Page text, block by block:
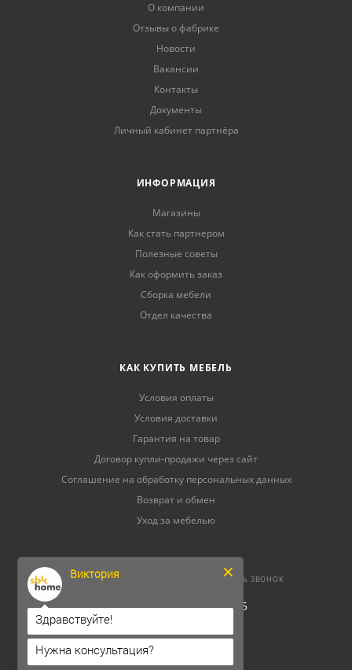
О компании
Отзывы о фабрике
Новости
Вакансии
Контакты
Документы
Личный кабинет партнёра
ИНФОРМАЦИЯ
Магазины
Как стать партнером
Полезные советы
Как оформить заказ
Сборка мебели
Отдел качества
КАК КУПИТЬ МЕБЕЛЬ
Условия оплаты
Условия доставки
Гарантия на товар
Договор купли-продажи через сайт
Соглашение на обработку персональных данных
Возврат и обмен
Уход за мебелью
8 (800) 500-52-16 ЗАКАЗАТЬ ЗВОНОК
ОГРНИП 304264520800165
Виктория
Здравствуйте!
Нужна консультация?